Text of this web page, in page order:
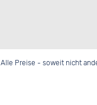
Alle Preise - soweit nicht